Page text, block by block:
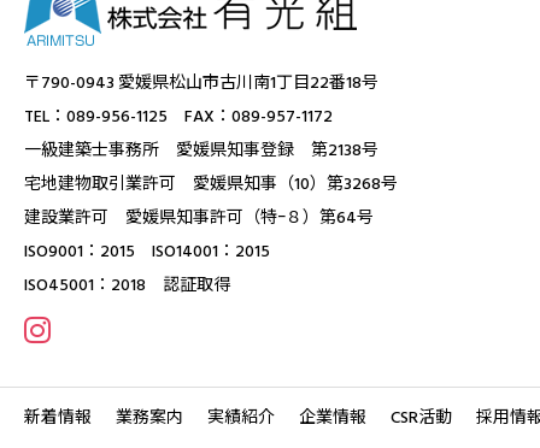
〒790-0943 愛媛県松山市古川南1丁目22番18号
TEL：089-956-1125 FAX：089-957-1172
一級建築士事務所 愛媛県知事登録 第2138号
宅地建物取引業許可 愛媛県知事（10）第3268号
建設業許可 愛媛県知事許可（特ｰ８）第64号
ISO9001：2015 ISO14001：2015
ISO45001：2018 認証取得
新着情報 業務案内 実績紹介 企業情報 CSR活動 採用情